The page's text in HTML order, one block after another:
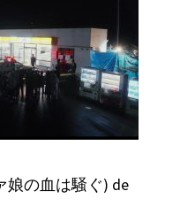
娘の血は騒ぐ) de